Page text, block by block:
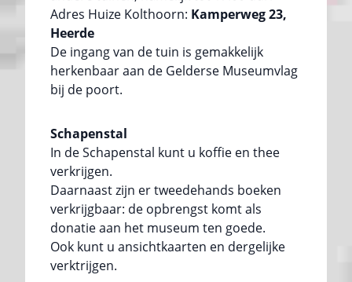
Adres Huize Kolthoorn: Kamperweg 23,
Heerde
De ingang van de tuin is gemakkelijk
herkenbaar aan de Gelderse Museumvlag
bij de poort.
Schapenstal
In de Schapenstal kunt u koffie en thee
verkrijgen.
Daarnaast zijn er tweedehands boeken
verkrijgbaar: de opbrengst komt als
donatie aan het museum ten goede.
Ook kunt u ansichtkaarten en dergelijke
verktrijgen.